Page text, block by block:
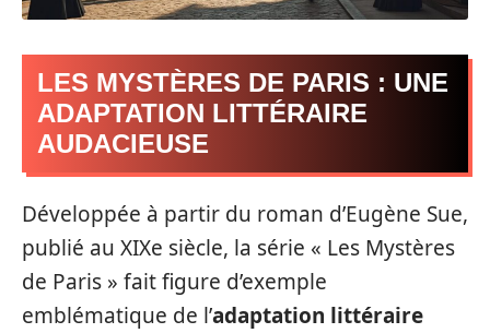
LES MYSTÈRES DE PARIS : UNE
ADAPTATION LITTÉRAIRE
AUDACIEUSE
Développée à partir du roman d’Eugène Sue,
publié au XIXe siècle, la série « Les Mystères
de Paris » fait figure d’exemple
emblématique de l’adaptation littéraire